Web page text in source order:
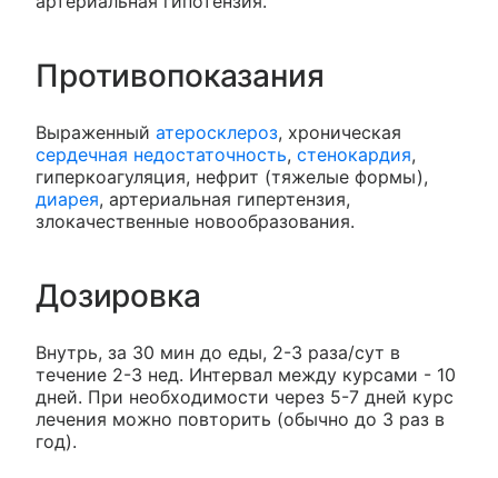
Противопоказания
Выраженный атеросклероз, хроническая
сердечная недостаточность, стенокардия,
гиперкоагуляция, нефрит (тяжелые формы),
диарея, артериальная гипертензия,
злокачественные новообразования.
Дозировка
Внутрь, за 30 мин до еды, 2-3 раза/сут в
течение 2-3 нед. Интервал между курсами - 10
дней. При необходимости через 5-7 дней курс
лечения можно повторить (обычно до 3 раз в
год).